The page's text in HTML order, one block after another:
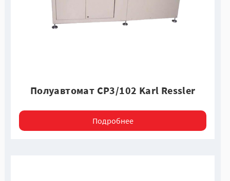
Полуавтомат CP3/102 Karl Ressler
Подробнее